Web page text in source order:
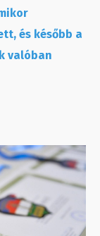
és később a
valóban